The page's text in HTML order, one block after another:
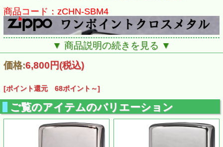
商品コード：zCHN-SBM4
▼ 商品説明の続きを見る ▼
価格:6,800円(税込)
[ポイント還元 68ポイント～]
ご覧のアイテムのバリエーション